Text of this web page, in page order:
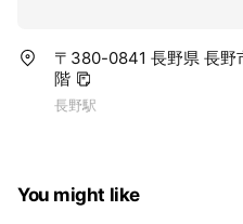
〒380-0841 長野県 長野
階
長野駅
You might like